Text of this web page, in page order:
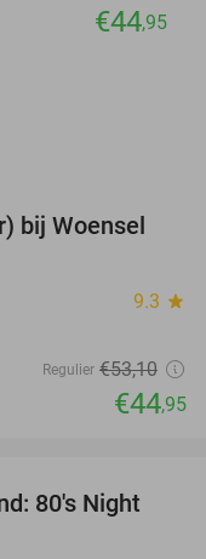
€44,95
15%
bij Woensel
9.3 star
Regulier €53,10
€44,95
45%
80's Night